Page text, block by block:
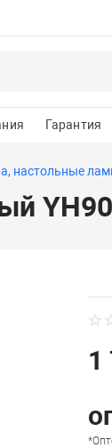
Гарантия
настольные
1